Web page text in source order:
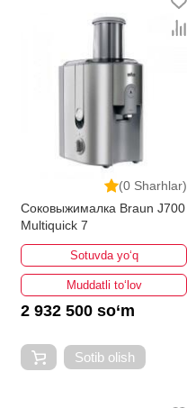
(0 Sharhlar)
Соковыжималка Braun J700
Multiquick 7
Sotuvda yo‘q
Muddatli to‘lov
2 932 500 so‘m
Sotib olish